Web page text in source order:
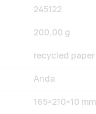
245122
200,00 g
recycled paper
Anda
165×210×10 mm